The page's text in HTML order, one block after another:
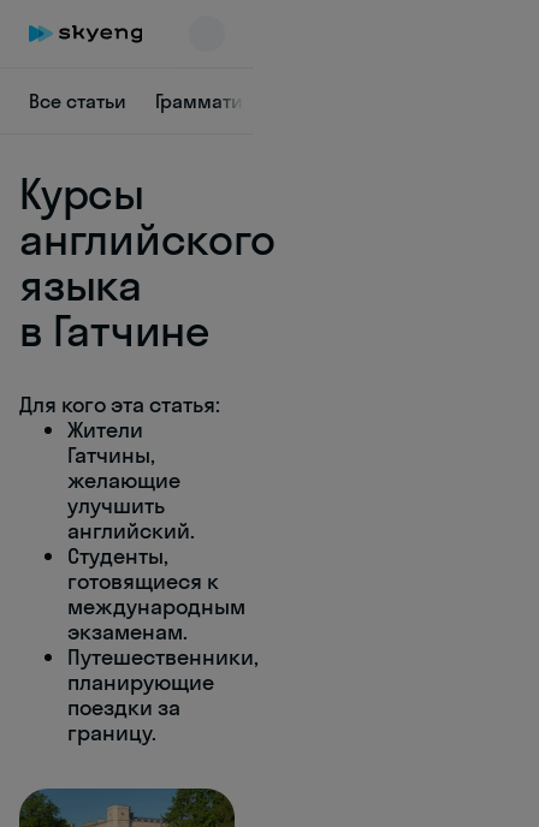
Все статьи Грамматика
Курсы
английского
языка
в Гатчине
Для кого эта статья:
Жители
Гатчины,
желающие
улучшить
английский.
Студенты,
готовящиеся к
международным
экзаменам.
Путешественники,
планирующие
поездки за
границу.
online